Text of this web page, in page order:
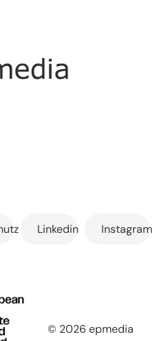
Linkedin Instagram
© 2026 epmedia